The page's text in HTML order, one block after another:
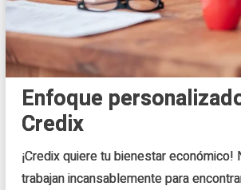
Enfoque
Credix
¡Credix quiere tu bienestar
trabajan incansablemente para